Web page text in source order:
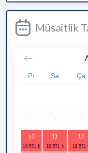
Müsaitlik
Pt Sa Ça
10 11 12